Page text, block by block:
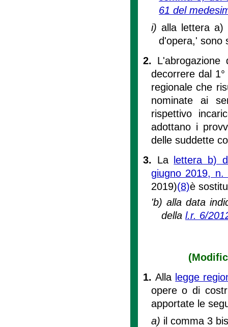
61 del
i) alla lettera a)
d'opera,' sono
2.
decorrere dal
regionale che
nominate ai
rispettivo
adottano i
delle suddette
3. La
lettera b)
giugno 2019, n.
2019)(8)è
'b) alla data
della l.r. 6/
1.Alla legge
opere o di
apportate le
a) il comma 3